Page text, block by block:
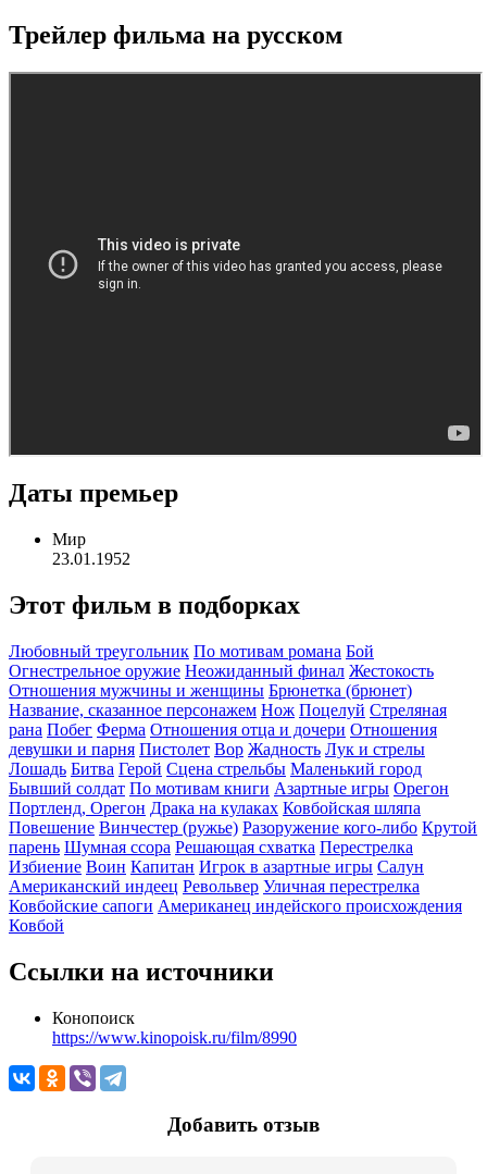
Трейлер фильма на русском
Даты премьер
Мир
23.01.1952
Этот фильм в подборках
Любовный треугольник По мотивам романа Бой
Огнестрельное оружие Неожиданный финал Жестокость
Отношения мужчины и женщины Брюнетка (брюнет)
Название, сказанное персонажем Нож Поцелуй Стреляная
рана Побег Ферма Отношения отца и дочери Отношения
девушки и парня Пистолет Вор Жадность Лук и стрелы
Лошадь Битва Герой Сцена стрельбы Маленький город
Бывший солдат По мотивам книги Азартные игры Орегон
Портленд, Орегон Драка на кулаках Ковбойская шляпа
Повешение Винчестер (ружье) Разоружение кого-либо Крутой
парень Шумная ссора Решающая схватка Перестрелка
Избиение Воин Капитан Игрок в азартные игры Салун
Американский индеец Револьвер Уличная перестрелка
Ковбойские сапоги Американец индейского происхождения
Ковбой
Ссылки на источники
Конопоиск
https://www.kinopoisk.ru/film/8990
Добавить отзыв